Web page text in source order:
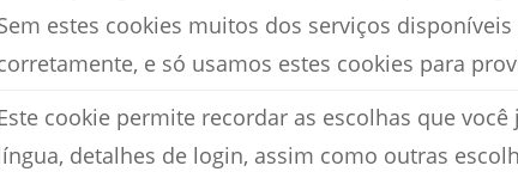
estes cookies muitos dos serviços
e só usamos estes cookies para
cookie permite recordar as escolhas que
detalhes de login, assim como outras